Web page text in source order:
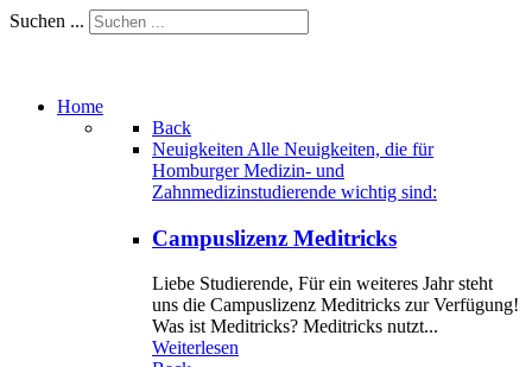
Suchen ...
Home
Back
Neuigkeiten Alle Neuigkeiten, die für
Homburger Medizin- und
Zahnmedizinstudierende wichtig sind:
Campuslizenz Meditricks
Liebe Studierende, Für ein weiteres Jahr steht
uns die Campuslizenz Meditricks zur Verfügung!
Was ist Meditricks? Meditricks nutzt...
Weiterlesen